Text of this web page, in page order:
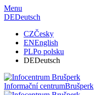
Menu
DEDeutsch
CZČesky
ENEnglish
PLPo polsku
DEDeutsch
Informační centrumBrušperk